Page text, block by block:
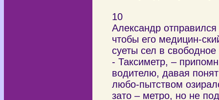
10
Александр
чтобы его медицин-
суеты сел в свободное
- Таксиметр, –
водителю, давая
любо-пытством
зато – метро, но не